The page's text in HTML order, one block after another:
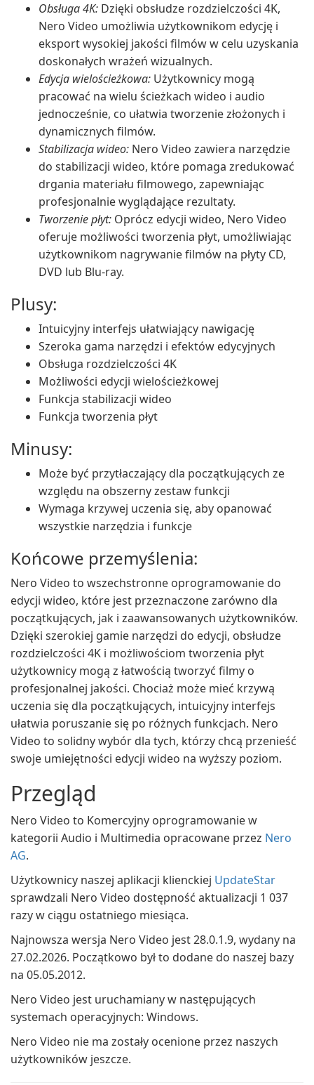
Obsługa 4K: Dzięki obsłudze rozdzielczości 4K,
Nero Video umożliwia użytkownikom edycję i
eksport wysokiej jakości filmów w celu uzyskania
doskonałych wrażeń wizualnych.
Edycja wielościeżkowa: Użytkownicy mogą
pracować na wielu ścieżkach wideo i audio
jednocześnie, co ułatwia tworzenie złożonych i
dynamicznych filmów.
Stabilizacja wideo: Nero Video zawiera narzędzie
do stabilizacji wideo, które pomaga zredukować
drgania materiału filmowego, zapewniając
profesjonalnie wyglądające rezultaty.
Tworzenie płyt: Oprócz edycji wideo, Nero Video
oferuje możliwości tworzenia płyt, umożliwiając
użytkownikom nagrywanie filmów na płyty CD,
DVD lub Blu-ray.
Plusy:
Intuicyjny interfejs ułatwiający nawigację
Szeroka gama narzędzi i efektów edycyjnych
Obsługa rozdzielczości 4K
Możliwości edycji wielościeżkowej
Funkcja stabilizacji wideo
Funkcja tworzenia płyt
Minusy:
Może być przytłaczający dla początkujących ze
względu na obszerny zestaw funkcji
Wymaga krzywej uczenia się, aby opanować
wszystkie narzędzia i funkcje
Końcowe przemyślenia:
Nero Video to wszechstronne oprogramowanie do
edycji wideo, które jest przeznaczone zarówno dla
początkujących, jak i zaawansowanych użytkowników.
Dzięki szerokiej gamie narzędzi do edycji, obsłudze
rozdzielczości 4K i możliwościom tworzenia płyt
użytkownicy mogą z łatwością tworzyć filmy o
profesjonalnej jakości. Chociaż może mieć krzywą
uczenia się dla początkujących, intuicyjny interfejs
ułatwia poruszanie się po różnych funkcjach. Nero
Video to solidny wybór dla tych, którzy chcą przenieść
swoje umiejętności edycji wideo na wyższy poziom.
Przegląd
Nero Video to Komercyjny oprogramowanie w
kategorii Audio i Multimedia opracowane przez Nero
AG.
Użytkownicy naszej aplikacji klienckiej UpdateStar
sprawdzali Nero Video dostępność aktualizacji 1 037
razy w ciągu ostatniego miesiąca.
Najnowsza wersja Nero Video jest 28.0.1.9, wydany na
27.02.2026. Początkowo był to dodane do naszej bazy
na 05.05.2012.
Nero Video jest uruchamiany w następujących
systemach operacyjnych: Windows.
Nero Video nie ma zostały ocenione przez naszych
użytkowników jeszcze.